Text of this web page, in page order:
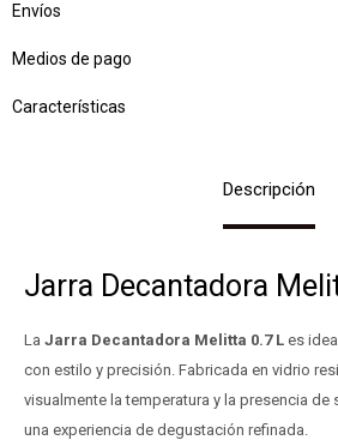
Envíos
Medios de pago
Características
Descripción
Jarra Decantadora
La Jarra Decantadora Melitta 0.7 L es
con estilo y precisión. Fabricada en vidrio
visualmente la temperatura y la presencia
una experiencia de degustación refinada.